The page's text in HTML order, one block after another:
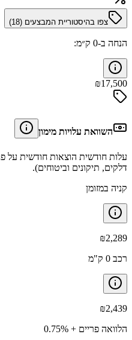
צפו בהיסטוריית המבצעים (18
)
הנחה ב-0 ק״מ:
₪17,500
השוואת עלויות מימון
דלקים, תיקונים וביטוחים).
קניה במזומן
₪2,289
רכב 0 ק"מ
₪2,439
הלוואה פריים + 0.75%